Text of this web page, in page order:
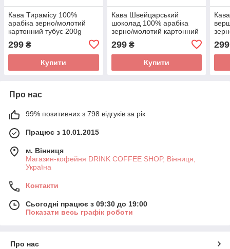
Кава Тирамісу 100%
арабіка зерно/молотий
картонний тубус 200g
299 ₴
Купити
Кава Швейцарський
шоколад 100% арабіка
зерно/молотий картонний
299₴
Купити
Кава
299
Про нас
99% позитивних з 798 відгуків за рік
Працює з 10.01.2015
м. Вінниця
Магазин-кофейня DRINK COFFEE SHOP, Вінниця,
Україна
Контакти
Сьогодні працює з 09:30 до 19:00
Показати весь графік роботи
Про нас